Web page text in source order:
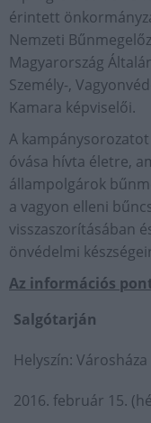
érintett
Nemzeti
Magyarország
Személy-,
Kamara képviselői.
A
óvása hívta életre,
állampolgárok
a vagyon elleni
visszaszorításában
önvédelmi
Az információs
Salgótarján
Helyszín:
2016. február 15.